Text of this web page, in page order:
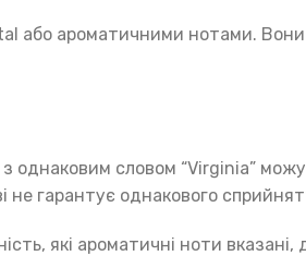
або ароматичними нотами.
словом “Virginia”
не гарантує однакового
які ароматичні ноти